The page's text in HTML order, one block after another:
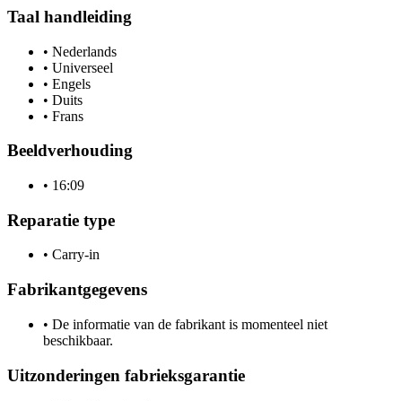
Taal handleiding
• Nederlands
• Universeel
• Engels
• Duits
• Frans
Beeldverhouding
• 16:09
Reparatie type
• Carry-in
Fabrikantgegevens
• De informatie van de fabrikant is momenteel niet
beschikbaar.
Uitzonderingen fabrieksgarantie